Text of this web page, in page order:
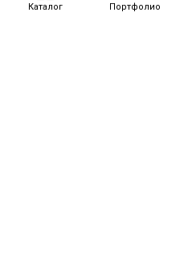
Каталог Портфолио